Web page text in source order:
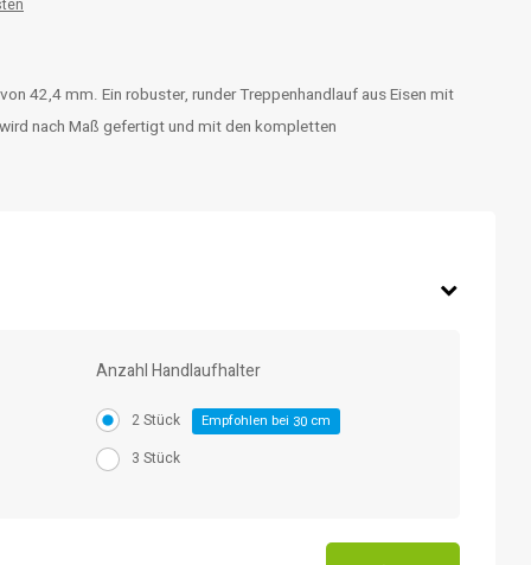
42,4 mm. Ein robuster, runder Treppenhandlauf aus Eisen mit
nach Maß gefertigt und mit den kompletten
Anzahl Handlaufhalter
2 Stück Empfohlen bei 30 cm
3 Stück